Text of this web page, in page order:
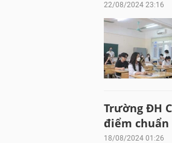
22/08/2024 23:16
Trường ĐH
điểm chuẩn
18/08/2024 01:26